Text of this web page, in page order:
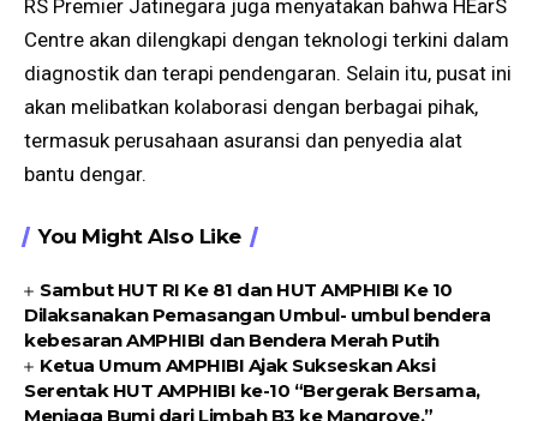
RS Premier Jatinegara juga menyatakan bahwa HEarS
Centre akan dilengkapi dengan teknologi terkini dalam
diagnostik dan terapi pendengaran. Selain itu, pusat ini
akan melibatkan kolaborasi dengan berbagai pihak,
termasuk perusahaan asuransi dan penyedia alat
bantu dengar.
You Might Also Like
Sambut HUT RI Ke 81 dan HUT AMPHIBI Ke 10
Dilaksanakan Pemasangan Umbul- umbul bendera
kebesaran AMPHIBI dan Bendera Merah Putih
Ketua Umum AMPHIBI Ajak Sukseskan Aksi
Serentak HUT AMPHIBI ke-10 “Bergerak Bersama,
Menjaga Bumi dari Limbah B3 ke Mangrove.”